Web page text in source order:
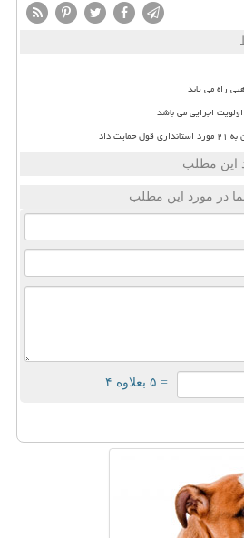
راه می یابد
اجرایی می باشد
داد
این مطلب
در مورد این مطلب
= ۵ بعلاوه ۴